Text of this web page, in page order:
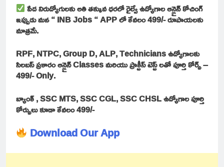
పేద నిరుద్యోగులకు అతి తక్కువ ధరలో రైల్వే ఉద్యోగాల ఆన్లైన్ కోచింగ్
ఇప్పుడు మన “ INB Jobs “ APP లో కేవలం 499/- రూపాయలకు
మాత్రమే.
RPF, NTPC, Group D, ALP, Technicians ఉద్యోగాలకు
సిలబస్ ప్రకారం ఆన్లైన్ Classes మరియు ప్రాక్టీస్ టెస్ట్ లతో పూర్తి కోర్స్ –
499/- Only.
బ్యాంక్ , SSC MTS, SSC CGL, SSC CHSL ఉద్యోగాల పూర్తి
కోర్సులు కూడా కేవలం 499/-
Download Our App